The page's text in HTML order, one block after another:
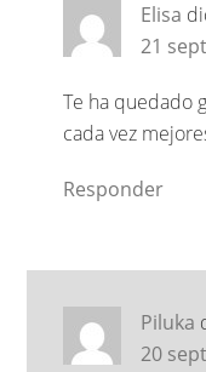
Elisa
21
Te ha quedado
cada vez
Responder
Piluka
20